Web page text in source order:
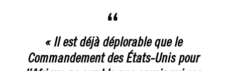
« Il est déjà déplorable que le
Commandement des États-Unis pour